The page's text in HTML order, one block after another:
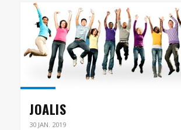
JOALIS
30 JAN. 2019